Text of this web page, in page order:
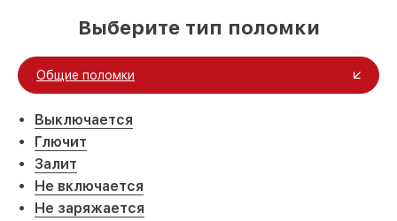
Выберите тип поломки
Общие поломки
Выключается
Глючит
Залит
Не включается
Не заряжается